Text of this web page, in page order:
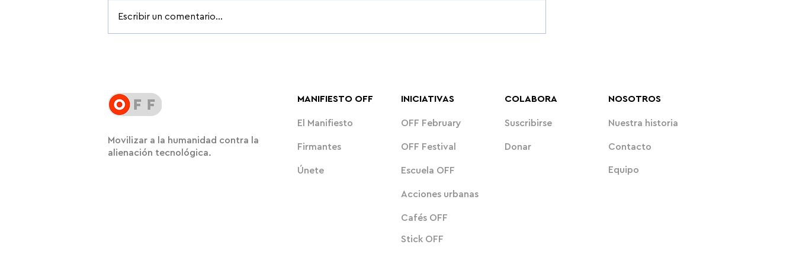
Acción
Escribir un comentario...
Movilizar a la humanidad contra la
alienación tecnológica.
MANIFIESTO OFF
El Manifiesto
Firmantes
Únete
INICIATIVAS
OFF February
OFF Festival
COLABORA
Suscribirse
Donar
NOSOTROS
Nuestra historia
Contacto
Escuela OFF
Acciones urbanas
Cafés OFF
Equipo
Stick OFF